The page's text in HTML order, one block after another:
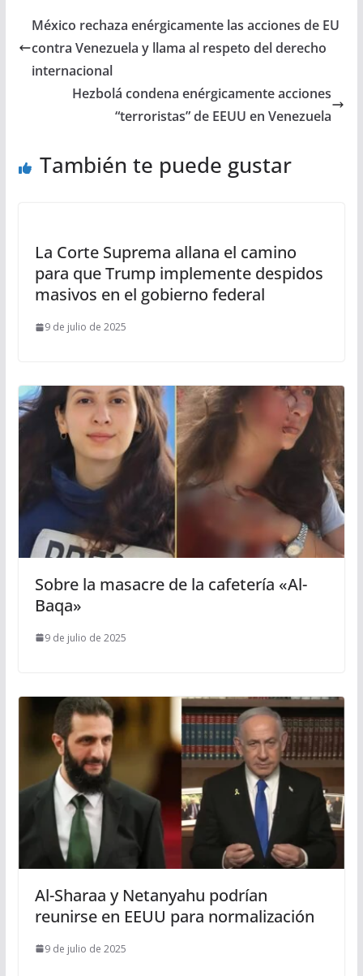
México rechaza enérgicamente las acciones de EU
contra Venezuela y llama al respeto del derecho
internacional
Hezbolá condena enérgicamente acciones
“terroristas” de EEUU en Venezuela
También te puede gustar
La Corte Suprema allana el camino
para que Trump implemente despidos
masivos en el gobierno federal
9 de julio de 2025
Sobre la masacre de la cafetería «Al-
Baqa»
9 de julio de 2025
Al-Sharaa y Netanyahu podrían
reunirse en EEUU para normalización
9 de julio de 2025